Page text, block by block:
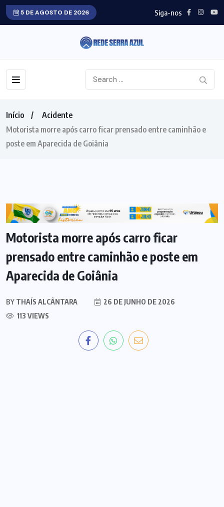
5 DE AGOSTO DE 2026 Siga-nos
Início
Acidente
Motorista morre após carro ficar prensado entre caminhão e
poste em Aparecida de Goiânia
ACIDENTE
Motorista morre após carro ficar
prensado entre caminhão e poste em
Aparecida de Goiânia
BY THAÍS ALCÂNTARA
26 DE JUNHO DE 2026
113 VIEWS